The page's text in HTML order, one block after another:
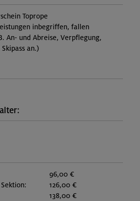
Toprope
inbegriffen, fallen
An- und Abreise, Verpflegung,
an.)
96,00 €
126,00 €
138,00 €